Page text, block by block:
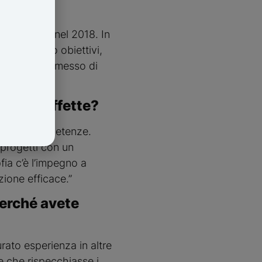
Graffette nel 2018. In
non solo obiettivi,
ci ha permesso di
di Graffette?
competenze.
con un
c’è l’impegno a
efficace.”
avete
esperienza in altre